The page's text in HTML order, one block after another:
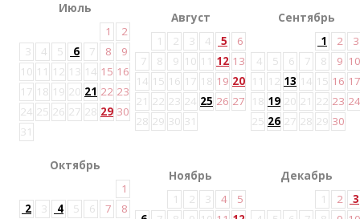
Июль
1
2
3
4 5 6 7 8
9
10 11 12 13 14 15 16
17 18 19 20 21 22 23
24 25 26 27 28 29 30
31
Август
1
2 3 4 5
6
7
8 9 10 11 12 13
14 15 16 17 18 19 20
21 22 23 24 25 26 27
28 29 30 31
Сентябрь
1
2
3
4
5 6 7 8 9 10
11 12 13 14 15 16 17
18 19 20 21 22 23 24
25 26 27 28 29 30
Октябрь
1
2
3 4 5 6 7 8
Ноябрь
1
2 3 4
5
Декабрь
1
2
3